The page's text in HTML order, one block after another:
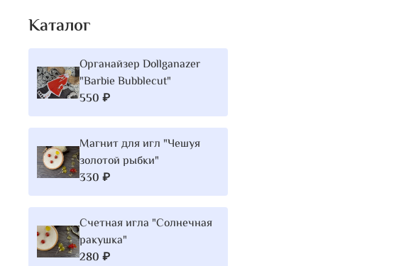
Каталог
Органайзер Dollganazer
"Barbie Bubblecut"
550 ₽
Магнит для игл "Чешуя
золотой рыбки"
330 ₽
Счетная игла "Солнечная
ракушка"
280 ₽